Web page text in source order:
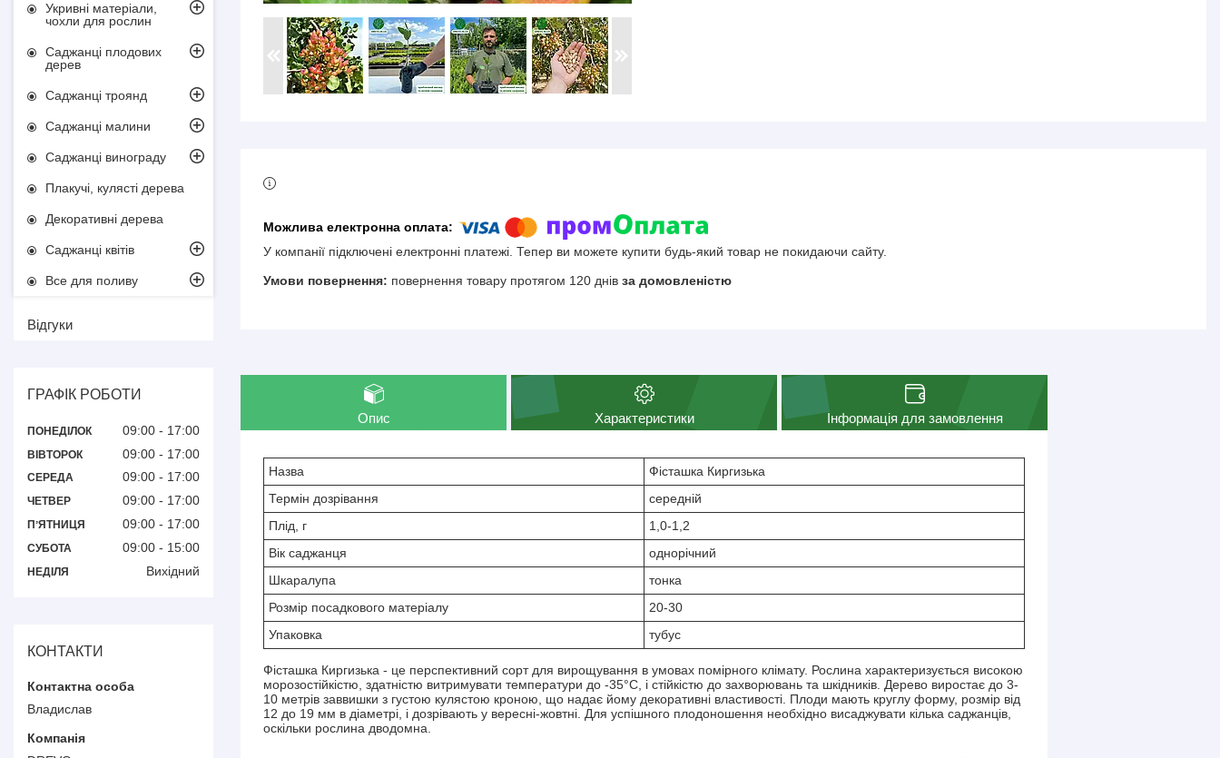
У компанії підключені електронні платежі. Тепер ви можете купити будь-який товар не покидаючи сайту.
повернення товару протягом 120 днів за домовленістю
Опис Характеристики Інформація для замовлення
Назва
Фісташка Киргизька
Термін дозрівання
середній
Плід, г
1,0-1,2
Вік саджанця
однорічний
Шкаралупа
тонка
Розмір посадкового матеріалу
20-30
Упаковка
тубус
Фісташка Киргизька - це перспективний сорт для вирощування в умовах помірного клімату. Рослина характеризується високою
морозостійкістю, здатністю витримувати температури до -35°C, і стійкістю до захворювань та шкідників. Дерево виростає до 3-
10 метрів заввишки з густою кулястою кроною, що надає йому декоративні властивості. Плоди мають круглу форму, розмір від
12 до 19 мм в діаметрі, і дозрівають у вересні-жовтні. Для успішного плодоношення необхідно висаджувати кілька саджанців,
оскільки рослина дводомна.
Укривні матеріали,
чохли для рослин
Саджанці плодових
дерев
Саджанці троянд
Саджанці малини
Саджанці винограду
Плакучі, кулясті дерева
Декоративні дерева
Саджанці квітів
Все для поливу
Відгуки
ГРАФІК РОБОТИ
ПОНЕДІЛОК 09:00 17:00
ВІВТОРОК 09:00 17:00
СЕРЕДА 09:00 17:00
ЧЕТВЕР 09:00 17:00
ПʼЯТНИЦЯ 09:00 17:00
СУБОТА 09:00 15:00
НЕДІЛЯ Вихідний
КОНТАКТИ
Владислав